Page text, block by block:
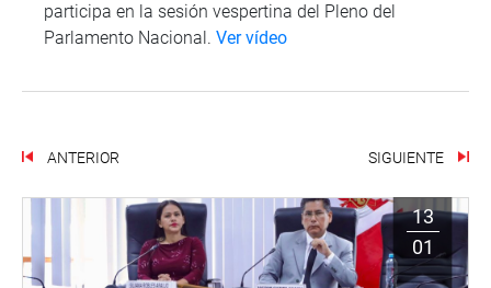
participa en la sesión vespertina del Pleno del
Parlamento Nacional. Ver vídeo
ANTERIOR SIGUIENTE
13
01